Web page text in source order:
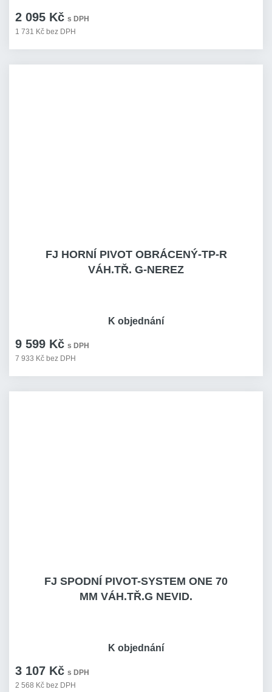
2 095 Kč s DPH
1 731 Kč bez DPH
FJ HORNÍ PIVOT OBRÁCENÝ-TP-R
VÁH.TŘ. G-NEREZ
9 599 Kč s DPH
7 933 Kč bez DPH
K objednání
FJ SPODNÍ PIVOT-SYSTEM ONE 70
MM VÁH.TŘ.G NEVID.
3 107 Kč s DPH
2 568 Kč bez DPH
K objednání